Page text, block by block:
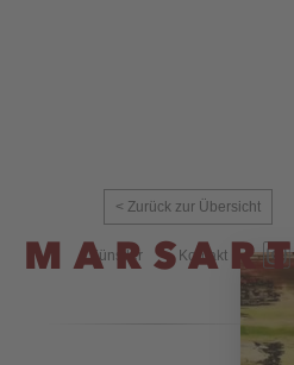
Künstler Kontakt
< Zurück zur Übersicht